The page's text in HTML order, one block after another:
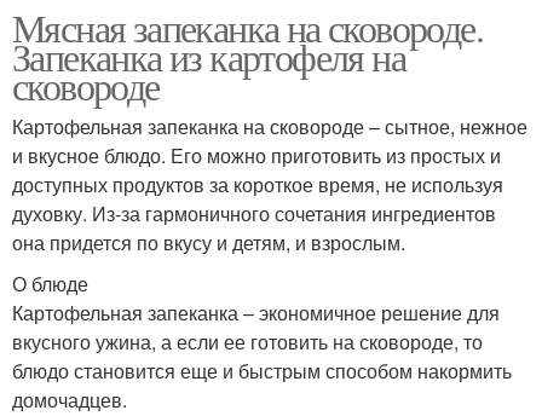
Мясная запеканка на сковороде.
Запеканка из картофеля на
сковороде
Картофельная запеканка на сковороде – сытное, нежное
и вкусное блюдо. Его можно приготовить из простых и
доступных продуктов за короткое время, не используя
духовку. Из-за гармоничного сочетания ингредиентов
она придется по вкусу и детям, и взрослым.
О блюде
Картофельная запеканка – экономичное решение для
вкусного ужина, а если ее готовить на сковороде, то
блюдо становится еще и быстрым способом накормить
домочадцев.